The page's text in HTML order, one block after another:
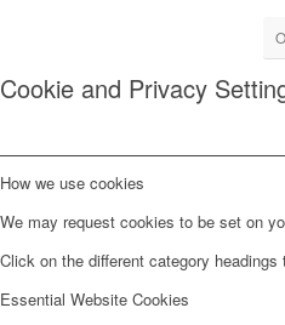
Cookie and Privacy
How we use cookies
We may request cookies to be set on
Click on the different category
Essential Website Cookies